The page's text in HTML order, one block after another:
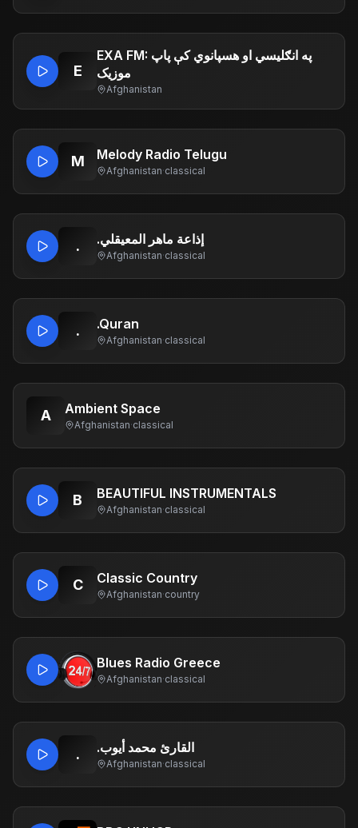
E
EXA FM: په انګلیسي او هسپانوي کې پاپ
موزیک
Afghanistan
M Melody Radio Telugu
Afghanistan·classical
. .إذاعة ماهر المعيقلي
Afghanistan·classical
. .Quran
Afghanistan·classical
A Ambient Space
Afghanistan·classical
B BEAUTIFUL INSTRUMENTALS
Afghanistan·classical
C Classic Country
Afghanistan·country
Blues Radio Greece
Afghanistan·classical
. .القارئ محمد أيوب
Afghanistan·classical